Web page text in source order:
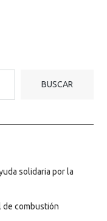
BUSCAR
solidaria por la
de combustión